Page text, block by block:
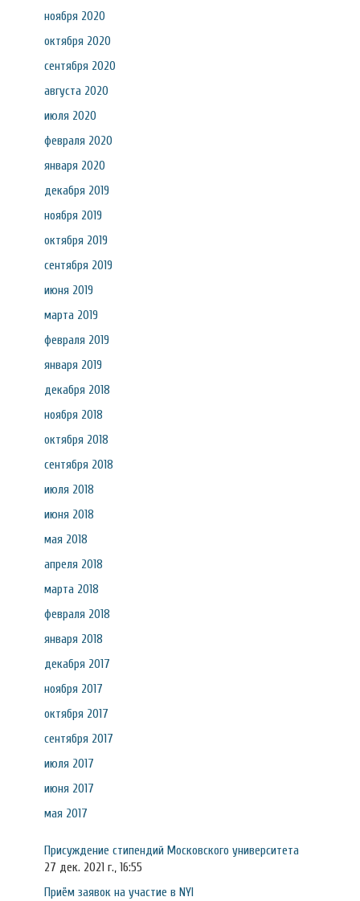
ноября 2020
октября 2020
сентября 2020
августа 2020
июля 2020
февраля 2020
января 2020
декабря 2019
ноября 2019
октября 2019
сентября 2019
июня 2019
марта 2019
февраля 2019
января 2019
декабря 2018
ноября 2018
октября 2018
сентября 2018
июля 2018
июня 2018
мая 2018
апреля 2018
марта 2018
февраля 2018
января 2018
декабря 2017
ноября 2017
октября 2017
сентября 2017
июля 2017
июня 2017
мая 2017
Присуждение стипендий Московского университета
27 дек. 2021 г., 16:55
Приём заявок на участие в NYI